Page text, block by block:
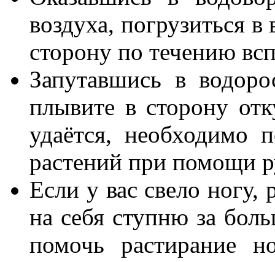
воздуха, погрузиться
сторону по течению
Запутавшись в
плывите в сторону
удаётся, необходимо
растений при помощи
Если у вас свело ногу,
на себя ступню за
помочь растирание